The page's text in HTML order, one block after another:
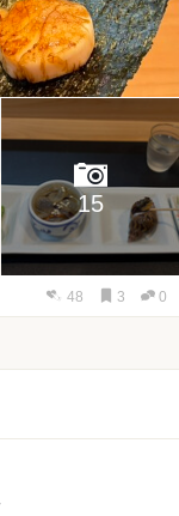
15
48 3 0